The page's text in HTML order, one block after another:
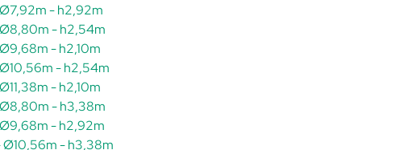
Ø7,92m - h2,92m
Ø8,80m - h2,54m
- h2,10m
Ø10,56m - h2,54m
- h2,10m
Ø8,80m - h3,38m
Ø9,68m - h2,92m
Ø10,56m - h3,38m